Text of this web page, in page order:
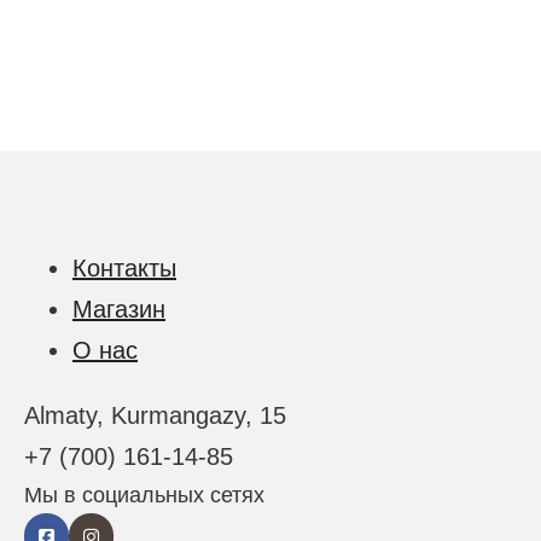
Контакты
Магазин
О нас
Almaty, Kurmangazy, 15
+7 (700) 161-14-85
Мы в социальных сетях